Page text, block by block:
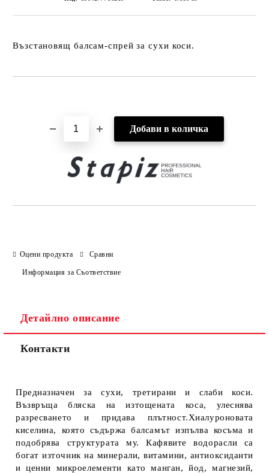
Възстановящ балсам-спрей за сухи коси.
Оцени продукта Сравни
Информация за Съответствие
Детайлно описание
Контакти
Предназначен за сухи, третирани и слаби коси.
Възвръща бляска на изтощената коса, улеснява
разресването и придава плътност.Хиалуроновата
киселина, която съдържа балсамът изпълва косъма и
подобрява структурата му. Кафявите водорасли са
богат източник на минерали, витамини, антиоксиданти
и ценни микроелементи като манган, йод, магнезий,